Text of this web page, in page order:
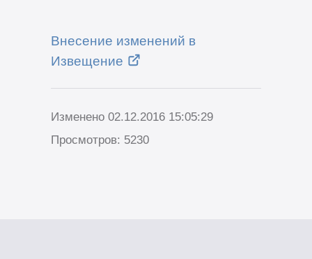
Внесение изменений в
Извещение
Изменено 02.12.2016 15:05:29
Просмотров: 5230